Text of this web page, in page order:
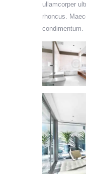
ullamcorper
rhoncus.
condimentum.